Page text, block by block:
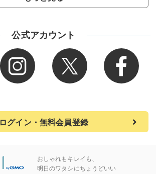
公式アカウント
ログイン・無料会員登録
おしゃれもキレイも、
明日のワタシにちょうどいい